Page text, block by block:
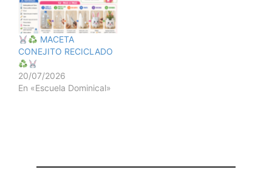
MACETA
CONEJITO RECICLADO
20/07/2026
En «Escuela Dominical»